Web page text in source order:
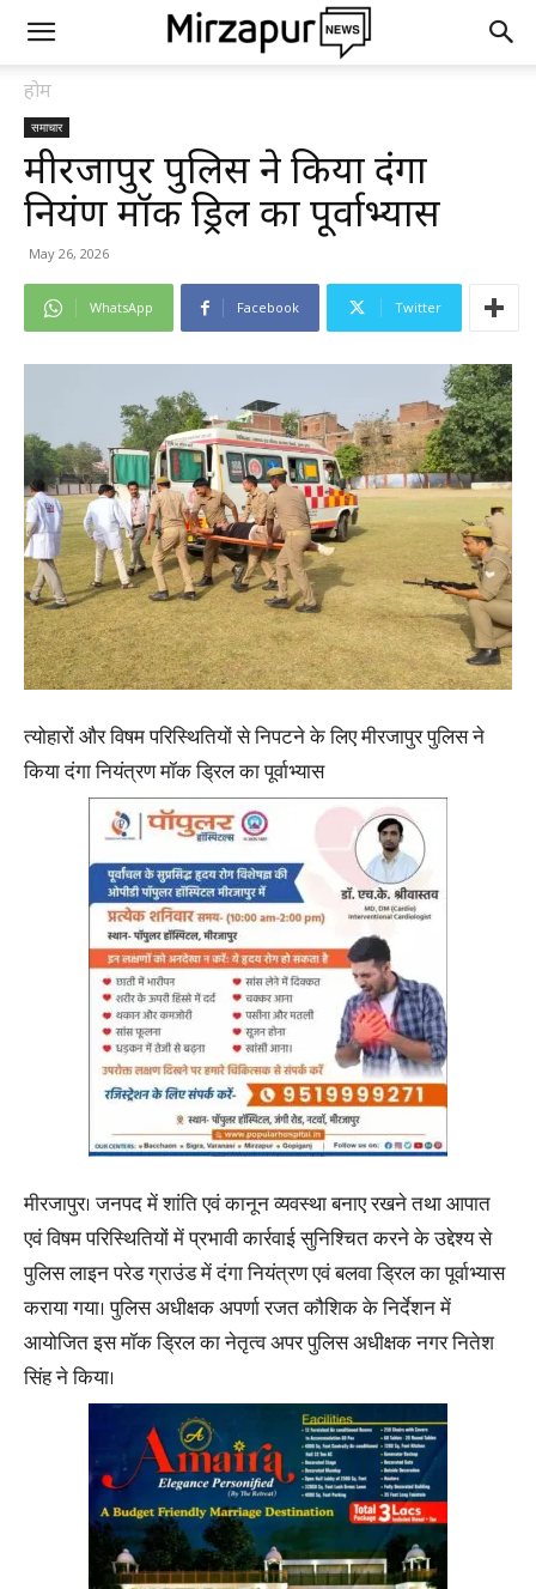
होम
समाचार
मीरजापुर पुलिस ने किया दंगा
नियंत्रण मॉक ड्रिल का पूर्वाभ्यास
May 26, 2026
WhatsApp Facebook Twitter
त्योहारों और विषम परिस्थितियों से निपटने के लिए मीरजापुर पुलिस ने
किया दंगा नियंत्रण मॉक ड्रिल का पूर्वाभ्यास
मीरजापुर। जनपद में शांति एवं कानून व्यवस्था बनाए रखने तथा आपात
एवं विषम परिस्थितियों में प्रभावी कार्रवाई सुनिश्चित करने के उद्देश्य से
पुलिस लाइन परेड ग्राउंड में दंगा नियंत्रण एवं बलवा ड्रिल का पूर्वाभ्यास
कराया गया। पुलिस अधीक्षक अपर्णा रजत कौशिक के निर्देशन में
आयोजित इस मॉक ड्रिल का नेतृत्व अपर पुलिस अधीक्षक नगर नितेश
सिंह ने किया।